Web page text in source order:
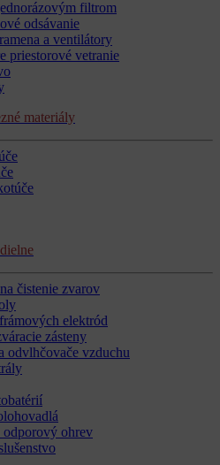
filtrom
odsávanie
a ventilátory
priestorové vetranie
materiály
čistenie zvarov
elektród
zásteny
odvlhčovače vzduchu
odporový ohrev